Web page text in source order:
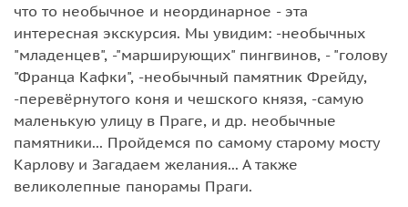
что то необычное и неординарное - эта
интересная экскурсия. Мы увидим: -необычных
"младенцев", -"марширующих" пингвинов, - "голову
"Франца Кафки", -необычный памятник Фрейду,
-перевёрнутого коня и чешского князя, -самую
маленькую улицу в Праге, и др. необычные
памятники... Пройдемся по самому старому мосту
Карлову и Загадаем желания... А также
великолепные панорамы Праги.